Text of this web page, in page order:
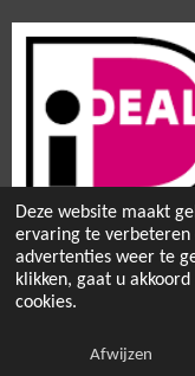
Deze website maakt
ervaring te
advertenties weer te
klikken, gaat u
cookies.
Afwijzen
© 2021 - 2026
Powered by JouwWeb
E-mailadres